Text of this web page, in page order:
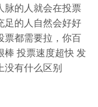
脉的人就会在投票
足的人自然会好好
票都需要拉，你百
棒 投票速度超快 发
没有什么区别